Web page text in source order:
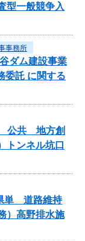
型一般競争入
事務所
ダム建設事業
委託 に関する
公共 地方創
トンネル坑口
単 道路維持
）高野排水施